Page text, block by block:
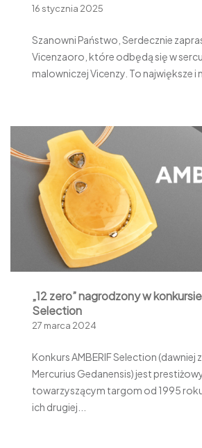
16 stycznia 2025
Szanowni Państwo, Serdecznie
Vicenzaoro, które odbędą się w
malowniczej Vicenzy. To największe i
„12 zero” nagrodzony w
Selection
27 marca 2024
Konkurs AMBERIF Selection (dawniej
Mercurius Gedanensis) jest
towarzyszącym targom od 1995
ich drugiej...